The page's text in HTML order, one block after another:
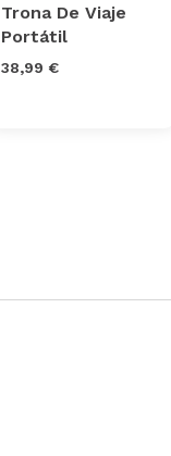
Trona De Viaje
Portátil
38,99 €